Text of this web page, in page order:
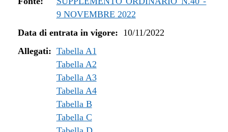
9 NOVEMBRE 2022
Data di entrata in vigore: 10/11/2022
Allegati: Tabella A1
Tabella A2
Tabella A3
Tabella A4
Tabella B
Tabella C